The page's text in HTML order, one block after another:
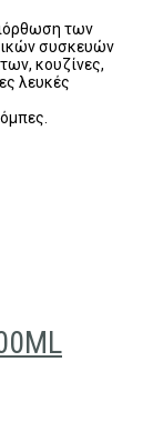
των
συσκευών
κουζίνες,
λευκές